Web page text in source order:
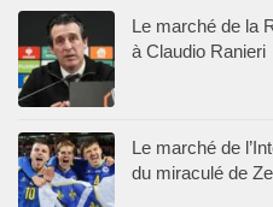
Le marché de la
à Claudio Ranieri
Le marché de
du miraculé de